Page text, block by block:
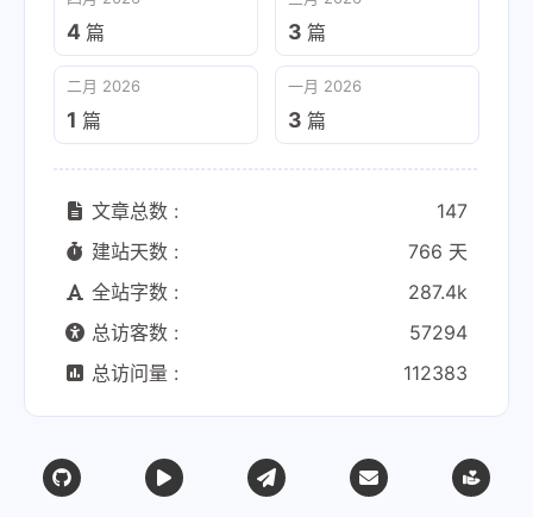
4 篇 3 篇
二月 2026
1 篇
一月 2026
3 篇
文章总数 :
147
建站天数 :
766 天
全站字数 :
287.4k
总访客数 :
57294
总访问量 :
112383